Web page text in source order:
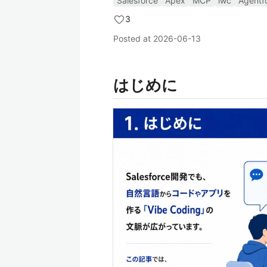
3
Posted at 2026-06-13
はじめに